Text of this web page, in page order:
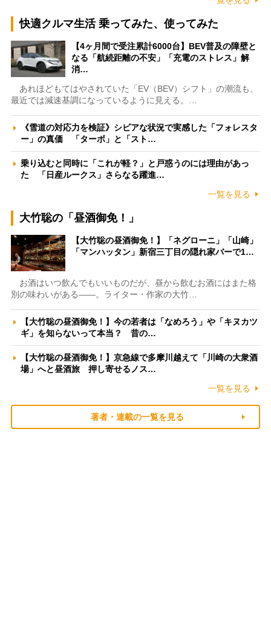
快適クルマ生活 乗ってみた、使ってみた
【4ヶ月間で受注累計6000台】BEV普及の障壁と
なる「航続距離の不安」「充電のストレス」解
消…
あれほどもてはやされていた「EV（BEV）シフト」の潮流も、
最近では減速基調になっているように見える。…
《雪道の対応力を検証》シビアな状況で実感した「フォレスタ
ー」の真価 「ターボ」と「スト…
乗り込むと同時に「これが軽？」と戸惑うのには理由があっ
た 「日産ルークス」さらなる躍進…
一覧を見る
大竹聡の「昼酒御免！」
【大竹聡の昼酒御免！】「ネグローニ」「山崎」
「マンハッタン」新宿三丁目の隠れ家バーで1…
お酒はいつ飲んでもいいものだが、昼から飲むお酒にはまた格
別の味わいがある――。ライター・作家の大竹…
【大竹聡の昼酒御免！】今の若者は「なめろう」や「キヌカツ
ギ」を知らないって本当？ 昔の…
【大竹聡の昼酒御免！】京急線で多摩川越えて「川崎の大衆酒
場」へと昼酒旅 押し寄せるノス…
一覧を見る
著者・連載の一覧を見る